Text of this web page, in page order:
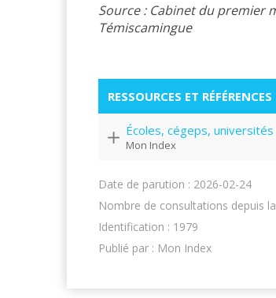
Source : Cabinet du premier
Témiscamingue
RESSOURCES ET RÉFÉRENCES
Écoles, cégeps, universités
Mon Index
Date de parution : 2026-02-24
Nombre de consultations depuis
Identification : 1979
Publié par : Mon Index